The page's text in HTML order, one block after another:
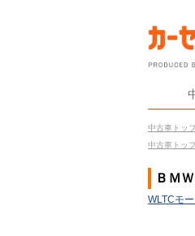
中古車トッ
中古車トッ
ＢＭ
WLTCモ